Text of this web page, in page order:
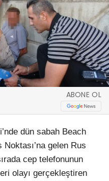
ABONE OL
dün sabah Beach
gelen Rus
cep telefonunun
olayı gerçekleştiren